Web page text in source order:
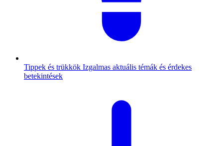
Tippek és trükkök Izgalmas aktuális témák és érdekes
betekintések